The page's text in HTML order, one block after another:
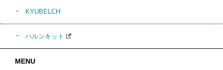
KYUBELCH
ハルンキット
MENU